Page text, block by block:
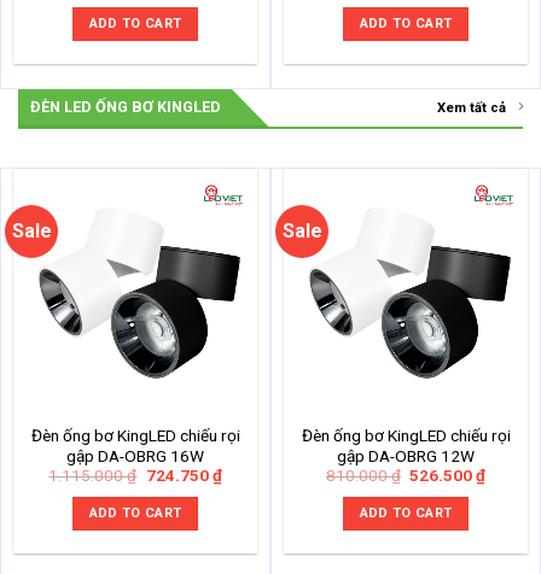
was:
621.000 ₫.
ADD TO CART
was:
534.000 ₫.
ADD TO CART
ĐÈN LED ỐNG BƠ KINGLED Xem tất cả
Sale
Đèn ống bơ KingLED chiếu rọi
gập DA-OBRG 16W
1.115.000₫ Original
was:
1.115.000 ₫.
724.750₫Current
price
ADD TO CART
Sale
Đèn ống bơ KingLED chiếu rọi
gập DA-OBRG 12W
810.000₫ Original
was:
810.000 ₫.
526.500₫Current
ADD TO CART